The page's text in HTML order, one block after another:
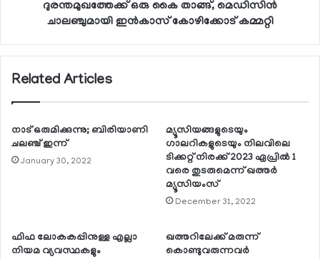
ദുരന്തമുഖത്തേക്ക് ഒരു കൈ താങ്ങ്, മെഡിസിന്‍
ചാലഞ്ചുമായി ഇന്‍കാസ് കോഴിക്കോട് കമ്മറ്റി
Related Articles
നാട് ഒരുമിക്കുന്നു; ബിരിയാണി
ചലഞ്ച് ഇന്ന്
January 30, 2022
മ്യൂസിയങ്ങളുടെയും
ഗാലറികളുടെയും നിലവിലെ
ടിക്കറ്റ് നിരക്ക് 2023 ഏപ്രില്‍ 1
വരെ തുടരുമെന്ന് ഖത്തര്‍
മ്യൂസിയംസ്
December 31, 2022
ഫിഫ ലോകകപ്പിനുള്ള എല്ലാ
നിയമ വ്യവസ്ഥകളും
ഖത്തറിലേക്ക് മരുന്ന്
കൊണ്ടുവരുന്നവര്‍